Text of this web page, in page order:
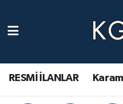
RESMİ İLANLAR
Gündem Haberleri